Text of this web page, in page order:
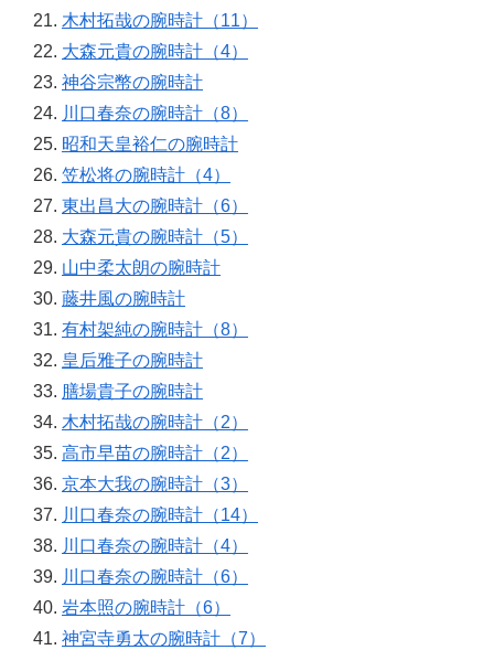
木村拓哉の腕時計（11）
大森元貴の腕時計（4）
神谷宗幣の腕時計
川口春奈の腕時計（8）
昭和天皇裕仁の腕時計
笠松将の腕時計（4）
東出昌大の腕時計（6）
大森元貴の腕時計（5）
山中柔太朗の腕時計
藤井風の腕時計
有村架純の腕時計（8）
皇后雅子の腕時計
膳場貴子の腕時計
木村拓哉の腕時計（2）
高市早苗の腕時計（2）
京本大我の腕時計（3）
川口春奈の腕時計（14）
川口春奈の腕時計（4）
川口春奈の腕時計（6）
岩本照の腕時計（6）
神宮寺勇太の腕時計（7）